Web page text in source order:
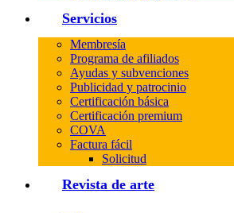
Servicios
Membresía
Programa de afiliados
Ayudas y subvenciones
Publicidad y patrocinio
Certificación básica
Certificación premium
COVA
Factura fácil
Solicitud
Revista de arte